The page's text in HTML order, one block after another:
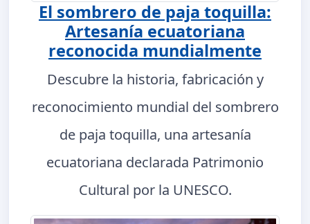
El sombrero de paja toquilla:
Artesanía ecuatoriana
reconocida mundialmente
Descubre la historia, fabricación y
reconocimiento mundial del sombrero
de paja toquilla, una artesanía
ecuatoriana declarada Patrimonio
Cultural por la UNESCO.